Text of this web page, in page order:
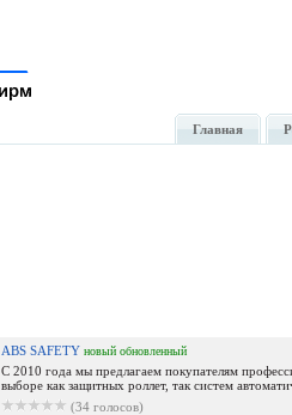
Главная
ABS SAFETY новый обновленный
С 2010 года мы предлагаем покупателям
выборе как защитных роллет, так систем
(34 голосов)